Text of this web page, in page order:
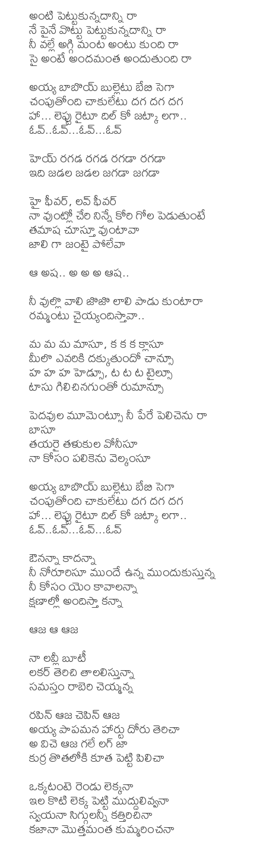
అంటి పెట్టుకున్నదాన్ని రా
నే పైనే వొట్టు పెట్టుకున్నదాన్ని రా
నీ వల్లే అగ్గి మంట అంటు కుంది రా
సై అంటే అందమంత అందుతుంది రా
అయ్య బాబొయ్ బుల్లెటు బేబి సెగా
చంపుతోంది చాకులేటు దగ దగ దగ
హా... లెఫ్టు రైటూ దిల్ కో జట్కా లగా..
ఓవ్..ఓవ్...ఓవ్...ఓవ్
హెయ్ రగడ రగడ రగడా రగడా
ఇది జడల జడల జగడా జగడా
హై ఫీవర్, లవ్ ఫీవర్
నా వుంట్లో చేరి నిన్నే కోరి గోల పెడుతుంటే
తమాష చూస్తూ వుంటావా
జాలి గా జంటై పోలేవా
ఆ అష.. అ అ అ ఆష..
నీ వుల్లొ వాలి జొజొ లాలి పాడు కుంటారా
రమ్మంటు చైయ్యందిస్తావా..
మ మ మ మాసూ, క క క క్లాసూ
మీలొ ఎవరికి దక్కుతుందో చాన్సూ
హ హ హ హెడ్సూ, ట ట ట టైల్సూ
టాసు గిలిచినగుంతో రుమాన్సూ
పెదవుల మూమెంట్సూ నీ పేరే పెలిచెను రా
బాసూ
తయరై తళుకుల వోనీసూ
నా కోసం పలికెను వెల్కంసూ
అయ్య బాబొయ్ బుల్లెటు బేబి సెగా
చంపుతోంది చాకులేటు దగ దగ దగ
హా... లెఫ్టు రైటూ దిల్ కో జట్కా లగా..
ఓవ్..ఓవ్...ఓవ్...ఓవ్
ఔనన్నా కాదన్నా
నీ నోరూరిసూ ముందే ఉన్న ముందుకుస్తున్న
నీ కోసం యెం కావాలన్నా
క్షణాల్లో అందిస్తా కన్నా
ఆజ ఆ ఆజ
నా లవ్లీ బూటీ
లకర్ తెరిచి తాలలిస్తున్నా
సమస్తం రాబెరి చెయ్మన్న
రపిన్ ఆజ చెపిన్ ఆజ
అయ్య పాపమన హార్టు దోరు తెరిచా
అ విచె ఆజ గలే లగ్ జా
కుర్ర తొతలోకి కూత పెట్టి పిలిచా
ఒక్కటంటె రెండు లెక్కనా
ఇల కొటి లెక్క పెట్టి ముద్దులివ్వనా
స్వయనా సిగ్గులన్నీ కత్తిరిచినా
కజానా మొత్తమంత కుమ్మరించనా